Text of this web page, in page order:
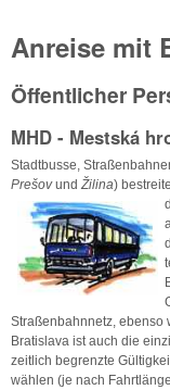
Anreise mit
Öffentlicher
MHD - Mestská
Stadtbusse,
Prešovund Žilina)
Straßenbahnnetz, ebenso
Bratislava ist auch die
zeitlich begrenzte
wählen (je nach